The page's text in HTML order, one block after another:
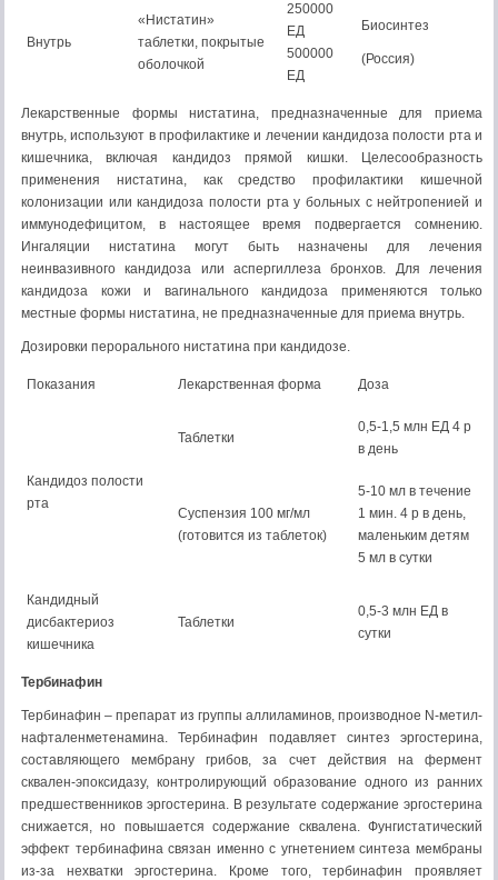
Внутрь
«Нистатин»
таблетки, покрытые
оболочкой
250000
ЕД
500000
ЕД
Биосинтез
(Россия)
Лекарственные формы нистатина, предназначенные для приема
внутрь, используют в профилактике и лечении кандидоза полости рта и
кишечника, включая кандидоз прямой кишки. Целесообразность
применения нистатина, как средство профилактики кишечной
колонизации или кандидоза полости рта у больных с нейтропенией и
иммунодефицитом, в настоящее время подвергается сомнению.
Ингаляции нистатина могут быть назначены для лечения
неинвазивного кандидоза или аспергиллеза бронхов. Для лечения
кандидоза кожи и вагинального кандидоза применяются только
местные формы нистатина, не предназначенные для приема внутрь.
Дозировки перорального нистатина при кандидозе.
Показания Лекарственная форма Доза
Кандидоз полости
рта
Таблетки
0,5-1,5 млн ЕД 4 р
в день
Суспензия 100 мг/мл
(готовится из таблеток)
5-10 мл в течение
1 мин. 4 р в день,
маленьким детям
5 мл в сутки
Кандидный
дисбактериоз
кишечника
Таблетки
0,5-3 млн ЕД в
сутки
Тербинафин
Тербинафин – препарат из группы аллиламинов, производное N-метил-
нафталенметенамина. Тербинафин подавляет синтез эргостерина,
составляющего мембрану грибов, за счет действия на фермент
сквален-эпоксидазу, контролирую­щий образование одного из ранних
предшественников эргостерина. В ре­зультате содержание эргостерина
снижается, но повышается содержание сквалена. Фунгистатический
эффект тербинафина связан именно с угне­тением синтеза мембраны
из-за нехватки эргостерина. Кроме того, тербинафин проявляет